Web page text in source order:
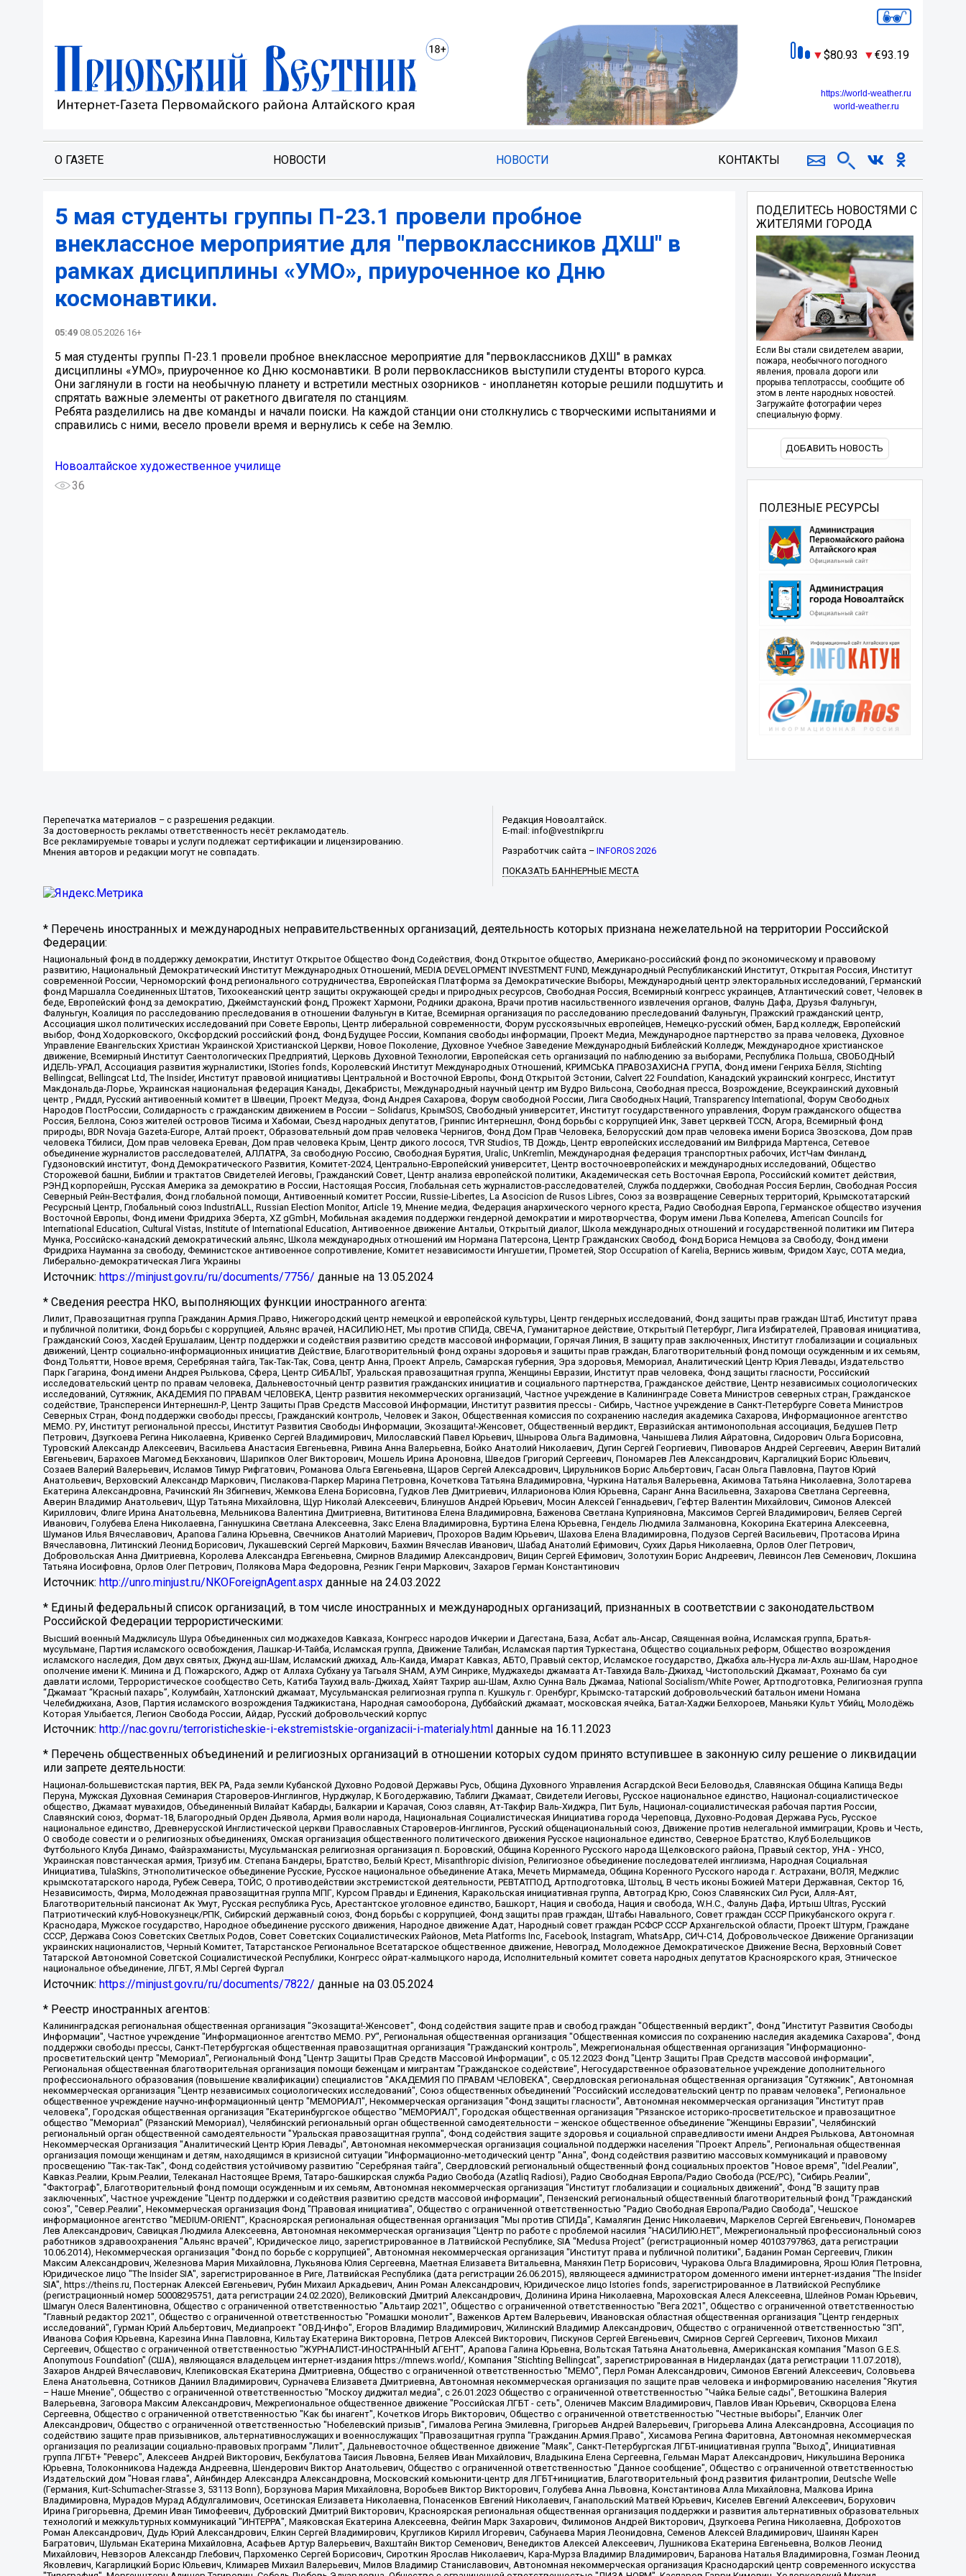
80.93 93.19
https://world-weather.ru
world-weather.ru
О ГАЗЕТЕ НОВОСТИ НОВОСТИ КОНТАКТЫ
5 мая студенты группы П-23.1 провели пробное
внеклассное мероприятие для "первоклассников ДХШ" в
рамках дисциплины «УМО», приуроченное ко Дню
космонавтики.
05:49 08.05.2026 16+
5 мая студенты группы П-23.1 провели пробное внеклассное мероприятие для "первоклассников ДХШ" в рамках
дисциплины «УМО», приуроченное ко Дню космонавтики. В роли первоклассников выступили студенты второго курса.
Они заглянули в гости на необычную планету и встретили местных озорников - инопланетян которые решили подшутить и
спрятать важные элементы от ракетного двигателя по станциям.
Ребята разделились на две команды и начали поиски. На каждой станции они столкнулись с творческими испытаниями и
справились с ними, весело провели время и вернулись к себе на Землю.
Новоалтайское художественное училище
36
ПОДЕЛИТЕСЬ НОВОСТЯМИ С
ЖИТЕЛЯМИ ГОРОДА
Если Вы стали свидетелем аварии,
пожара, необычного погодного
явления, провала дороги или
прорыва теплотрассы, сообщите об
этом в ленте народных новостей.
Загружайте фотографии через
специальную форму.
ДОБАВИТЬ НОВОСТЬ
ПОЛЕЗНЫЕ РЕСУРСЫ
Перепечатка материалов – с разрешения редакции.
За достоверность рекламы ответственность несёт рекламодатель.
Все рекламируемые товары и услуги подлежат сертификации и лицензированию.
Мнения авторов и редакции могут не совпадать.
Редакция Новоалтайск.
E-mail: info@vestnikpr.ru
Разработчик сайта – INFOROS 2026
ПОКАЗАТЬ БАННЕРНЫЕ МЕСТА
* Перечень иностранных и международных неправительственных организаций, деятельность которых признана нежелательной на территории Российской
Федерации:
Национальный фонд в поддержку демократии, Институт Открытое Общество Фонд Содействия, Фонд Открытое общество, Американо-российский фонд по экономическому и правовому
развитию, Национальный Демократический Институт Международных Отношений, MEDIA DEVELOPMENT INVESTMENT FUND, Международный Республиканский Институт, Открытая Россия, Институт
современной России, Черноморский фонд регионального сотрудничества, Европейская Платформа за Демократические Выборы, Международный центр электоральных исследований, Германский
фонд Маршалла Соединенных Штатов, Тихоокеанский центр защиты окружающей среды и природных ресурсов, Свободная Россия, Всемирный конгресс украинцев, Атлантический совет, Человек в
беде, Европейский фонд за демократию, Джеймстаунский фонд, Прожект Хармони, Родники дракона, Врачи против насильственного извлечения органов, Фалунь Дафа, Друзья Фалуньгун,
Фалуньгун, Коалиция по расследованию преследования в отношении Фалуньгун в Китае, Всемирная организация по расследованию преследований Фалуньгун, Пражский гражданский центр,
Ассоциация школ политических исследований при Совете Европы, Центр либеральной современности, Форум русскоязычных европейцев, Немецко-русский обмен, Бард колледж, Европейский
выбор, Фонд Ходорковского, Оксфордский российский фонд, Фонд Будущее России, Компания свободы информации, Проект Медиа, Международное партнерство за права человека, Духовное
Управление Евангельских Христиан Украинской Христианской Церкви, Новое Поколение, Духовное Учебное Заведение Международный Библейский Колледж, Международное христианское
движение, Всемирный Институт Саентологических Предприятий, Церковь Духовной Технологии, Европейская сеть организаций по наблюдению за выборами, Республика Польша, СВОБОДНЫЙ
ИДЕЛЬ-УРАЛ, Ассоциация развития журналистики, IStories fonds, Королевский Институт Международных Отношений, КРИМСЬКА ПРАВОЗАХИСНА ГРУПА, Фонд имени Генриха Бёлля, Stichting
Bellingcat, Bellingcat Ltd, The Insider, Институт правовой инициативы Центральной и Восточной Европы, Фонд Открытой Эстонии, Calvert 22 Foundation, Канадский украинский конгресс, Институт
Макдональда-Лорье, Украинская национальная федерация Канады, Декабристы, Международный научный центр им Вудро Вильсона, Свободная пресса, Возрождение, Всеукраинский духовный
центр , Риддл, Русский антивоенный комитет в Швеции, Проект Медуза, Фонд Андрея Сахарова, Форум свободной России, Лига Свободных Наций, Transparеncy International, Форум Свободных
Народов ПостРоссии, Солидарность с гражданским движением в России – Solidarus, КрымSOS, Свободный университет, Институт государственного управления, Форум гражданского общества
Россия, Беллона, Союз жителей островов Тисима и Хабомаи, Съезд народных депутатов, Гринпис Интернешнл, Фонд борьбы с коррупцией Инк, Завет церквей TCCN, Агора, Всемирный фонд
природы, BDR Novaja Gazeta-Europe, Алтай проект, Образовательный дом прав человека Чернигов, Фонд Дом Прав Человека, Белорусский дом прав человека имени Бориса Звозскова, Дом прав
человека Тбилиси, Дом прав человека Ереван, Дом прав человека Крым, Центр дикого лосося, TVR Studios, ТВ Дождь, Центр европейских исследований им Вилфрида Мартенса, Сетевое
объединение журналистов расследователей, АЛЛАТРА, За свободную Россию, Свободная Бурятия, Uralic, UnKremlin, Международная федерация транспортных рабочих, ИстЧам Финланд,
Гудзоновский институт, Фонд Демократического Развития, Комитет-2024, Центрально-Европейский университет, Центр восточноевропейских и международных исследований, Общество
Сторожевой башни, Библии и трактатов Свидетелей Иеговы, Гражданский Совет, Центр анализа европейской политики, Академическая сеть Восточная Европа, Российский комитет действия,
РЭНД корпорейшн, Русская Америка за демократию в России, Настоящая Россия, Глобальная сеть журналистов-расследователей, Служба поддержки, Свободная Россия Берлин, Свободная Россия
Северный Рейн-Вестфалия, Фонд глобальной помощи, Антивоенный комитет России, Russie-Libertes, La Asocicion de Rusos Libres, Союз за возвращение Северных территорий, Крымскотатарский
Ресурсный Центр, Глобальный союз IndustriALL, Russian Election Monitor, Article 19, Мнение медиа, Федерация анархического черного креста, Радио Свободная Европа, Германское общество изучения
Восточной Европы, Фонд имени Фридриха Эберта, XZ gGmbH, Мобильная академия поддержки гендерной демократии и миротворчества, Форум имени Льва Копелева, American Councils for
International Education, Cultural Vistas, Institute of International Education, Антивоенное движение Антальи, Открытый диалог, Школа международных отношений и государственной политики им Питера
Мунка, Российско-канадский демократический альянс, Школа международных отношений им Нормана Патерсона, Центр Гражданских Свобод, Фонд Бориса Немцова за Свободу, Фонд имени
Фридриха Науманна за свободу, Феминистское антивоенное сопротивление, Комитет независимости Ингушетии, Прометей, Stop Occupation of Karelia, Вернись живым, Фридом Хаус, СОТА медиа,
Либерально-демократическая Лига Украины
Источник: https://minjust.gov.ru/ru/documents/7756/ данные на 13.05.2024
* Сведения реестра НКО, выполняющих функции иностранного агента:
Лилит, Правозащитная группа Гражданин.Армия.Право, Нижегородский центр немецкой и европейской культуры, Центр гендерных исследований, Фонд защиты прав граждан Штаб, Институт права
и публичной политики, Фонд борьбы с коррупцией, Альянс врачей, НАСИЛИЮ.НЕТ, Мы против СПИДа, СВЕЧА, Гуманитарное действие, Открытый Петербург, Лига Избирателей, Правовая инициатива,
Гражданский Союз, Хасдей Ерушалаим, Центр поддержки и содействия развитию средств массовой информации, Горячая Линия, В защиту прав заключенных, Институт глобализации и социальных
движений, Центр социально-информационных инициатив Действие, Благотворительный фонд охраны здоровья и защиты прав граждан, Благотворительный фонд помощи осужденным и их семьям,
Фонд Тольятти, Новое время, Серебряная тайга, Так-Так-Так, Сова, центр Анна, Проект Апрель, Самарская губерния, Эра здоровья, Мемориал, Аналитический Центр Юрия Левады, Издательство
Парк Гагарина, Фонд имени Андрея Рылькова, Сфера, Центр СИБАЛЬТ, Уральская правозащитная группа, Женщины Евразии, Институт прав человека, Фонд защиты гласности, Российский
исследовательский центр по правам человека, Дальневосточный центр развития гражданских инициатив и социального партнерства, Гражданское действие, Центр независимых социологических
исследований, Сутяжник, АКАДЕМИЯ ПО ПРАВАМ ЧЕЛОВЕКА, Центр развития некоммерческих организаций, Частное учреждение в Калининграде Совета Министров северных стран, Гражданское
содействие, Трансперенси Интернешнл-Р, Центр Защиты Прав Средств Массовой Информации, Институт развития прессы - Сибирь, Частное учреждение в Санкт-Петербурге Совета Министров
Северных Стран, Фонд поддержки свободы прессы, Гражданский контроль, Человек и Закон, Общественная комиссия по сохранению наследия академика Сахарова, Информационное агентство
МЕМО. РУ, Институт региональной прессы, Институт Развития Свободы Информации, Экозащита!-Женсовет, Общественный вердикт, Евразийская антимонопольная ассоциация, Бедушев Петр
Петрович, Дзугкоева Регина Николаевна, Кривенко Сергей Владимирович, Милославский Павел Юрьевич, Шнырова Ольга Вадимовна, Чанышева Лилия Айратовна, Сидорович Ольга Борисовна,
Туровский Александр Алексеевич, Васильева Анастасия Евгеньевна, Ривина Анна Валерьевна, Бойко Анатолий Николаевич, Дугин Сергей Георгиевич, Пивоваров Андрей Сергеевич, Аверин Виталий
Евгеньевич, Барахоев Магомед Бекханович, Шарипков Олег Викторович, Мошель Ирина Ароновна, Шведов Григорий Сергеевич, Пономарев Лев Александрович, Каргалицкий Борис Юльевич,
Созаев Валерий Валерьевич, Исламов Тимур Рифгатович, Романова Ольга Евгеньевна, Щаров Сергей Алексадрович, Цирульников Борис Альбертович, Гасан Ольга Павловна, Паутов Юрий
Анатольевич, Верховский Александр Маркович, Пислакова-Паркер Марина Петровна, Кочеткова Татьяна Владимировна, Чуркина Наталья Валерьевна, Акимова Татьяна Николаевна, Золотарева
Екатерина Александровна, Рачинский Ян Збигневич, Жемкова Елена Борисовна, Гудков Лев Дмитриевич, Илларионова Юлия Юрьевна, Саранг Анна Васильевна, Захарова Светлана Сергеевна,
Аверин Владимир Анатольевич, Щур Татьяна Михайловна, Щур Николай Алексеевич, Блинушов Андрей Юрьевич, Мосин Алексей Геннадьевич, Гефтер Валентин Михайлович, Симонов Алексей
Кириллович, Флиге Ирина Анатольевна, Мельникова Валентина Дмитриевна, Вититинова Елена Владимировна, Баженова Светлана Куприяновна, Максимов Сергей Владимирович, Беляев Сергей
Иванович, Голубева Елена Николаевна, Ганнушкина Светлана Алексеевна, Закс Елена Владимировна, Буртина Елена Юрьевна, Гендель Людмила Залмановна, Кокорина Екатерина Алексеевна,
Шуманов Илья Вячеславович, Арапова Галина Юрьевна, Свечников Анатолий Мариевич, Прохоров Вадим Юрьевич, Шахова Елена Владимировна, Подузов Сергей Васильевич, Протасова Ирина
Вячеславовна, Литинский Леонид Борисович, Лукашевский Сергей Маркович, Бахмин Вячеслав Иванович, Шабад Анатолий Ефимович, Сухих Дарья Николаевна, Орлов Олег Петрович,
Добровольская Анна Дмитриевна, Королева Александра Евгеньевна, Смирнов Владимир Александрович, Вицин Сергей Ефимович, Золотухин Борис Андреевич, Левинсон Лев Семенович, Локшина
Татьяна Иосифовна, Орлов Олег Петрович, Полякова Мара Федоровна, Резник Генри Маркович, Захаров Герман Константинович
Источник: http://unro.minjust.ru/NKOForeignAgent.aspx данные на 24.03.2022
* Единый федеральный список организаций, в том числе иностранных и международных организаций, признанных в соответствии с законодательством
Российской Федерации террористическими:
Высший военный Маджлисуль Шура Объединенных сил моджахедов Кавказа, Конгресс народов Ичкерии и Дагестана, База, Асбат аль-Ансар, Священная война, Исламская группа, Братья-
мусульмане, Партия исламского освобождения, Лашкар-И-Тайба, Исламская группа, Движение Талибан, Исламская партия Туркестана, Общество социальных реформ, Общество возрождения
исламского наследия, Дом двух святых, Джунд аш-Шам, Исламский джихад, Аль-Каида, Имарат Кавказ, АБТО, Правый сектор, Исламское государство, Джабха аль-Нусра ли-Ахль аш-Шам, Народное
ополчение имени К. Минина и Д. Пожарского, Аджр от Аллаха Субхану уа Тагьаля SHAM, АУМ Синрике, Муджахеды джамаата Ат-Тавхида Валь-Джихад, Чистопольский Джамаат, Рохнамо ба суи
давлати исломи, Террористическое сообщество Сеть, Катиба Таухид валь-Джихад, Хайят Тахрир аш-Шам, Ахлю Сунна Валь Джамаа, National Socialism/White Power, Артподготовка, Религиозная группа
“Джамаат “Красный пахарь”, Колумбайн, Хатлонский джамаат, Мусульманская религиозная группа п. Кушкуль г. Оренбург, Крымско-татарский добровольческий батальон имени Номана
Челебиджихана, Азов, Партия исламского возрождения Таджикистана, Народная самооборона, Дуббайский джамаат, московская ячейка, Батал-Хаджи Белхороев, Маньяки Культ Убийц, Молодёжь
Которая Улыбается, Легион Свобода России, Айдар, Русский добровольческий корпус
Источник: http://nac.gov.ru/terroristicheskie-i-ekstremistskie-organizacii-i-materialy.html данные на 16.11.2023
* Перечень общественных объединений и религиозных организаций в отношении которых судом принято вступившее в законную силу решение о ликвидации
или запрете деятельности:
Национал-большевистская партия, ВЕК РА, Рада земли Кубанской Духовно Родовой Державы Русь, Община Духовного Управления Асгардской Веси Беловодья, Славянская Община Капища Веды
Перуна, Мужская Духовная Семинария Староверов-Инглингов, Нурджулар, К Богодержавию, Таблиги Джамаат, Свидетели Иеговы, Русское национальное единство, Национал-социалистическое
общество, Джамаат мувахидов, Объединенный Вилайат Кабарды, Балкарии и Карачая, Союз славян, Ат-Такфир Валь-Хиджра, Пит Буль, Национал-социалистическая рабочая партия России,
Славянский союз, Формат-18, Благородный Орден Дьявола, Армия воли народа, Национальная Социалистическая Инициатива города Череповца, Духовно-Родовая Держава Русь, Русское
национальное единство, Древнерусской Инглистической церкви Православных Староверов-Инглингов, Русский общенациональный союз, Движение против нелегальной иммиграции, Кровь и Честь,
О свободе совести и о религиозных объединениях, Омская организация общественного политического движения Русское национальное единство, Северное Братство, Клуб Болельщиков
Футбольного Клуба Динамо, Файзрахманисты, Мусульманская религиозная организация п. Боровский, Община Коренного Русского народа Щелковского района, Правый сектор, УНА - УНСО,
Украинская повстанческая армия, Тризуб им. Степана Бандеры, Братство, Белый Крест, Misanthropic division, Религиозное объединение последователей инглиизма, Народная Социальная
Инициатива, TulaSkins, Этнополитическое объединение Русские, Русское национальное объединение Атака, Мечеть Мирмамеда, Община Коренного Русского народа г. Астрахани, ВОЛЯ, Меджлис
крымскотатарского народа, Рубеж Севера, ТОЙС, О противодействии экстремистской деятельности, РЕВТАТПОД, Артподготовка, Штольц, В честь иконы Божией Матери Державная, Сектор 16,
Независимость, Фирма, Молодежная правозащитная группа МПГ, Курсом Правды и Единения, Каракольская инициативная группа, Автоград Крю, Союз Славянских Сил Руси, Алля-Аят,
Благотворительный пансионат Ак Умут, Русская республика Русь, Арестантское уголовное единство, Башкорт, Нация и свобода, Нация и свобода, W.H.С., Фалунь Дафа, Иртыш Ultras, Русский
Патриотический клуб-Новокузнецк/РПК, Сибирский державный союз, Фонд борьбы с коррупцией, Фонд защиты прав граждан, Штабы Навального, Совет граждан СССР Прикубанского округа г.
Краснодара, Мужское государство, Народное объединение русского движения, Народное движение Адат, Народный совет граждан РСФСР СССР Архангельской области, Проект Штурм, Граждане
СССР, Держава Союз Советских Светлых Родов, Совет Советских Социалистических Районов, Meta Platforms Inc, Facebook, Instagram, WhatsApp, СИЧ-С14, Добровольческое Движение Организации
украинских националистов, Черный Комитет, Татарстанское Региональное Всетатарское общественное движение, Невоград, Молодежное Демократическое Движение Весна, Верховный Совет
Татарской Автономной Советской Социалистической Республики, Конгресс ойрат-калмыцкого народа, Исполнительный комитет совета народных депутатов Красноярского края, Этническое
национальное объединение, ЛГБТ, Я.МЫ Сергей Фургал
Источник: https://minjust.gov.ru/ru/documents/7822/ данные на 03.05.2024
* Реестр иностранных агентов:
Калининградская региональная общественная организация "Экозащита!-Женсовет", Фонд содействия защите прав и свобод граждан "Общественный вердикт", Фонд "Институт Развития Свободы Информации", Частное учреждение "Информационное агентство МЕМО. РУ", Региональная общественная организация "Общественная комиссия по сохранению наследия академика Сахарова", Фонд поддержки свободы прессы, Санкт-Петербургская общественная правозащитная организация "Гражданский контроль", Межрегиональная общественная организация "Информационно-просветительский центр "Мемориал", Региональный Фонд "Центр Защиты Прав Средств Массовой Информации", с 05.12.2023 Фонд "Центр Защиты Прав Средств массовой информации", Региональная общественная благотворительная организация помощи беженцам и мигрантам "Гражданское содействие", Негосударственное образовательное учреждение дополнительного профессионального образования (повышение квалификации) специалистов "АКАДЕМИЯ ПО ПРАВАМ ЧЕЛОВЕКА", Свердловская региональная общественная организация "Сутяжник", Автономная некоммерческая организация "Центр независимых социологических исследований", Союз общественных объединений "Российский исследовательский центр по правам человека", Региональное общественное учреждение научно-информационный центр "МЕМОРИАЛ", Некоммерческая организация "Фонд защиты гласности", Автономная некоммерческая организация "Институт прав человека", Городская общественная организация "Екатеринбургское общество "МЕМОРИАЛ", Городская общественная организация "Рязанское историко-просветительское и правозащитное общество "Мемориал" (Рязанский Мемориал), Челябинский региональный орган общественной самодеятельности – женское общественное объединение "Женщины Евразии", Челябинский региональный орган общественной самодеятельности "Уральская правозащитная группа", Фонд содействия защите здоровья и социальной справедливости имени Андрея Рылькова, Автономная Некоммерческая Организация "Аналитический Центр Юрия Левады", Автономная некоммерческая организация социальной поддержки населения "Проект Апрель", Региональная общественная организация помощи женщинам и детям, находящимся в кризисной ситуации "Информационно-методический центр "Анна", Фонд содействия развитию массовых коммуникаций и правовому просвещению "Так-так-Так", Фонд содействия устойчивому развитию "Серебряная тайга", Свердловский региональный общественный фонд социальных проектов "Новое время", "Idel.Реалии", Кавказ.Реалии, Крым.Реалии, Телеканал Настоящее Время, Татаро-башкирская служба Радио Свобода (Azatliq Radiosi), Радио Свободная Европа/Радио Свобода (PCE/PC), "Сибирь.Реалии", "Фактограф", Благотворительный фонд помощи осужденным и их семьям, Автономная некоммерческая организация "Институт глобализации и социальных движений", Фонд "В защиту прав заключенных", Частное учреждение "Центр поддержки и содействия развитию средств массовой информации", Пензенский региональный общественный благотворительный фонд "Гражданский союз", "Север.Реалии", Некоммерческая организация Фонд "Правовая инициатива", Общество с ограниченной ответственностью "Радио Свободная Европа/Радио Свобода", Чешское информационное агентство "MEDIUM-ORIENT", Красноярская региональная общественная организация "Мы против СПИДа", Камалягин Денис Николаевич, Маркелов Сергей Евгеньевич, Пономарев Лев Александрович, Савицкая Людмила Алексеевна, Автономная некоммерческая организация "Центр по работе с проблемой насилия "НАСИЛИЮ.НЕТ", Межрегиональный профессиональный союз работников здравоохранения "Альянс врачей", Юридическое лицо, зарегистрированное в Латвийской Республике, SIA "Medusa Project" (регистрационный номер 40103797863, дата регистрации 10.06.2014), Некоммерческая организация "Фонд по борьбе с коррупцией", Автономная некоммерческая организация "Институт права и публичной политики", Баданин Роман Сергеевич, Гликин Максим Александрович, Железнова Мария Михайловна, Лукьянова Юлия Сергеевна, Маетная Елизавета Витальевна, Маняхин Петр Борисович, Чуракова Ольга Владимировна, Ярош Юлия Петровна, Юридическое лицо "The Insider SIA", зарегистрированное в Риге, Латвийская Республика (дата регистрации 26.06.2015), являющееся администратором доменного имени интернет-издания "The Insider SIA", https://theins.ru, Постернак Алексей Евгеньевич, Рубин Михаил Аркадьевич, Анин Роман Александрович, Юридическое лицо Istories fonds, зарегистрированное в Латвийской Республике (регистрационный номер 50008295751, дата регистрации 24.02.2020), Великовский Дмитрий Александрович, Долинина Ирина Николаевна, Мароховская Алеся Алексеевна, Шлейнов Роман Юрьевич, Шмагун Олеся Валентиновна, Общество с ограниченной ответственностью "Альтаир 2021", Общество с ограниченной ответственностью "Вега 2021", Общество с ограниченной ответственностью "Главный редактор 2021", Общество с ограниченной ответственностью "Ромашки монолит", Важенков Артем Валерьевич, Ивановская областная общественная организация "Центр гендерных исследований", Гурман Юрий Альбертович, Медиапроект "ОВД-Инфо", Егоров Владимир Владимирович, Жилинский Владимир Александрович, Общество с ограниченной ответственностью "ЗП", Иванова София Юрьевна, Карезина Инна Павловна, Кильтау Екатерина Викторовна, Петров Алексей Викторович, Пискунов Сергей Евгеньевич, Смирнов Сергей Сергеевич, Тихонов Михаил Сергеевич, Общество с ограниченной ответственностью "ЖУРНАЛИСТ-ИНОСТРАННЫЙ АГЕНТ", Арапова Галина Юрьевна, Вольтская Татьяна Анатольевна, Американская компания "Mason G.E.S. Anonymous Foundation" (США), являющаяся владельцем интернет-издания https://mnews.world/, Компания "Stichting Bellingcat", зарегистрированная в Нидерландах (дата регистрации 11.07.2018), Захаров Андрей Вячеславович, Клепиковская Екатерина Дмитриевна, Общество с ограниченной ответственностью "МЕМО", Перл Роман Александрович, Симонов Евгений Алексеевич, Соловьева Елена Анатольевна, Сотников Даниил Владимирович, Сурначева Елизавета Дмитриевна, Автономная некоммерческая организация по защите прав человека и информированию населения "Якутия – Наше Мнение", Общество с ограниченной ответственностью "Москоу диджитал медиа", с 26.01.2023 Общество с ограниченной ответственностью "Чайка Белые сады", Ветошкина Валерия Валерьевна, Заговора Максим Александрович, Межрегиональное общественное движение "Российская ЛГБТ - сеть", Оленичев Максим Владимирович, Павлов Иван Юрьевич, Скворцова Елена Сергеевна, Общество с ограниченной ответственностью "Как бы инагент", Кочетков Игорь Викторович, Общество с ограниченной ответственностью "Честные выборы", Еланчик Олег Александрович, Общество с ограниченной ответственностью "Нобелевский призыв", Гималова Регина Эмилевна, Григорьев Андрей Валерьевич, Григорьева Алина Александровна, Ассоциация по содействию защите прав призывников, альтернативнослужащих и военнослужащих "Правозащитная группа "Гражданин.Армия.Право", Хисамова Регина Фаритовна, Автономная некоммерческая организация по реализации социально-правовых программ "Лилит", Дальневосточное общественное движение "Маяк", Санкт-Петербургская ЛГБТ-инициативная группа "Выход", Инициативная группа ЛГБТ+ "Реверс", Алексеев Андрей Викторович, Бекбулатова Таисия Львовна, Беляев Иван Михайлович, Владыкина Елена Сергеевна, Гельман Марат Александрович, Никульшина Вероника Юрьевна, Толоконникова Надежда Андреевна, Шендерович Виктор Анатольевич, Общество с ограниченной ответственностью "Данное сообщение", Общество с ограниченной ответственностью Издательский дом "Новая глава", Айнбиндер Александра Александровна, Московский комьюнити-центр для ЛГБТ+инициатив, Благотворительный фонд развития филантропии, Deutsche Welle (Германия, Kurt-Schumacher-Strasse 3, 53113 Bonn), Борзунова Мария Михайловна, Воробьев Виктор Викторович, Голубева Анна Львовна, Константинова Алла Михайловна, Малкова Ирина Владимировна, Мурадов Мурад Абдулгалимович, Осетинская Елизавета Николаевна, Понасенков Евгений Николаевич, Ганапольский Матвей Юрьевич, Киселев Евгений Алексеевич, Борухович Ирина Григорьевна, Дремин Иван Тимофеевич, Дубровский Дмитрий Викторович, Красноярская региональная общественная организация поддержки и развития альтернативных образовательных технологий и межкультурных коммуникаций "ИНТЕРРА", Маяковская Екатерина Алексеевна, Фейгин Марк Захарович, Филимонов Андрей Викторович, Дзугкоева Регина Николаевна, Доброхотов Роман Александрович, Дудь Юрий Александрович, Елкин Сергей Владимирович, Кругликов Кирилл Игоревич, Сабунаева Мария Леонидовна, Семенов Алексей Владимирович, Шаинян Карен Багратович, Шульман Екатерина Михайловна, Асафьев Артур Валерьевич, Вахштайн Виктор Семенович, Венедиктов Алексей Алексеевич, Лушникова Екатерина Евгеньевна, Волков Леонид Михайлович, Невзоров Александр Глебович, Пархоменко Сергей Борисович, Сироткин Ярослав Николаевич, Кара-Мурза Владимир Владимирович, Баранова Наталья Владимировна, Гозман Леонид Яковлевич, Кагарлицкий Борис Юльевич, Климарев Михаил Валерьевич, Милов Владимир Станиславович, Автономная некоммерческая организация Краснодарский центр современного искусства "Типография", Моргенштерн Алишер Тагирович, Соболь Любовь Эдуардовна, Общество с ограниченной ответственностью "ЛИЗА НОРМ", Каспаров Гарри Кимович, Ходорковский Михаил Борисович, Общество с ограниченной ответственностью "Апрельские тезисы", Данилович Ирина Брониславовна, Кашин Олег Владимирович, Петров Николай Владимирович, Пивоваров Алексей Владимирович, Соколов Михаил Владимирович, Цветкова Юлия Владимировна, Чичваркин Евгений Александрович, Комитет против пыток/Команда против пыток, Общество с ограниченной ответственностью "Первый научный", Общество с ограниченной ответственностью "Вертолет и ко", Белоцерковская Вероника Борисовна, Кац Максим Евгеньевич, Лазарева Татьяна Юрьевна, Шаведдинов Руслан Табризович, Яшин Илья Валерьевич, Общество с ограниченной ответственностью "Иноагент ААВ", Алешковский Дмитрий Петрович, Альбац Евгения Марковна, Быков Дмитрий Львович, Галямина Юлия Евгеньевна, Лойко Сергей Леонидович, Мартынов Кирилл Константинович, Медведев Сергей Александрович, Крашенинников Федор Геннадиевич, Гордеева Катерина Вл